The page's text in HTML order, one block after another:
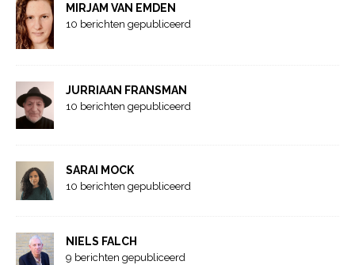
MIRJAM VAN EMDEN
10 berichten gepubliceerd
JURRIAAN FRANSMAN
10 berichten gepubliceerd
SARAI MOCK
10 berichten gepubliceerd
NIELS FALCH
9 berichten gepubliceerd